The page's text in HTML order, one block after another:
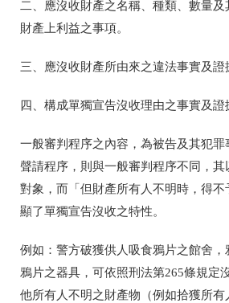
二、應沒收財產之名稱、種類、數量
財產上利益之事項。
三、應沒收財產所由來之違法事實及證
四、構成單獨宣告沒收理由之事實及證
一般審判程序之內容，為被告及其犯罪
聲請程序，則與一般審判程序不同，
對象，而「但財產所有人不明時，得
顯了單獨宣告沒收之特性。
例如：警方破獲供人吸食鴉片之館舍
鴉片之器具，可依照刑法第265條規定
他所有人不明之財產物（例如拾獲所